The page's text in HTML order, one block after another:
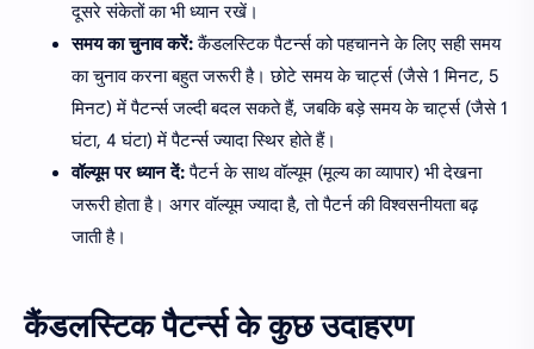
दूसरे संकेतों का भी ध्यान रखें।
समय का चुनाव करें:कैंडलस्टिक पैटर्न्स को पहचानने के लिए सही समय
का चुनाव करना बहुत जरूरी है। छोटे समय के चार्ट्स (जैसे 1 मिनट, 5
मिनट) में पैटर्न्स जल्दी बदल सकते हैं, जबकि बड़े समय के चार्ट्स (जैसे 1
घंटा, 4 घंटा) में पैटर्न्स ज्यादा स्थिर होते हैं।
वॉल्यूम पर ध्यान दें:पैटर्न के साथ वॉल्यूम (मूल्य का व्यापार) भी देखना
जरूरी होता है। अगर वॉल्यूम ज्यादा है, तो पैटर्न की विश्वसनीयता बढ़
जाती है।
कैंडलस्टिक पैटर्न्स के कुछ उदाहरण